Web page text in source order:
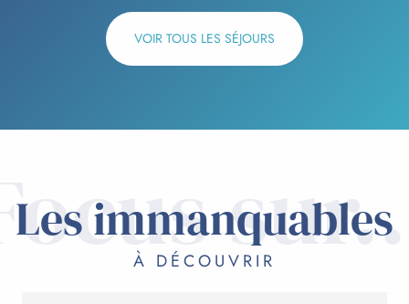
VOIR TOUS LES SÉJOURS
Les immanquables
À DÉCOUVRIR